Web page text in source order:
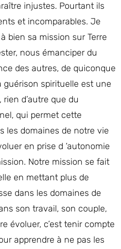
injustes. Pourtant ils
et incomparables. Je
bien sa mission sur Terre
nous émanciper du
des autres, de quiconque
guérison spirituelle est une
d’autre que du
qui permet cette
les domaines de notre vie
en prise d ‘autonomie
Notre mission se fait
en mettant plus de
dans les domaines de
son travail, son couple,
évoluer, c’est tenir compte
apprendre à ne pas les